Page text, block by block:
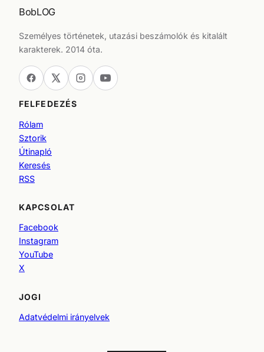
BobLOG
Személyes történetek, utazási beszámolók és kitalált
karakterek. 2014 óta.
FELFEDEZÉS
Rólam
Sztorik
Útinapló
Keresés
RSS
KAPCSOLAT
Facebook
Instagram
YouTube
X
JOGI
Adatvédelmi irányelvek